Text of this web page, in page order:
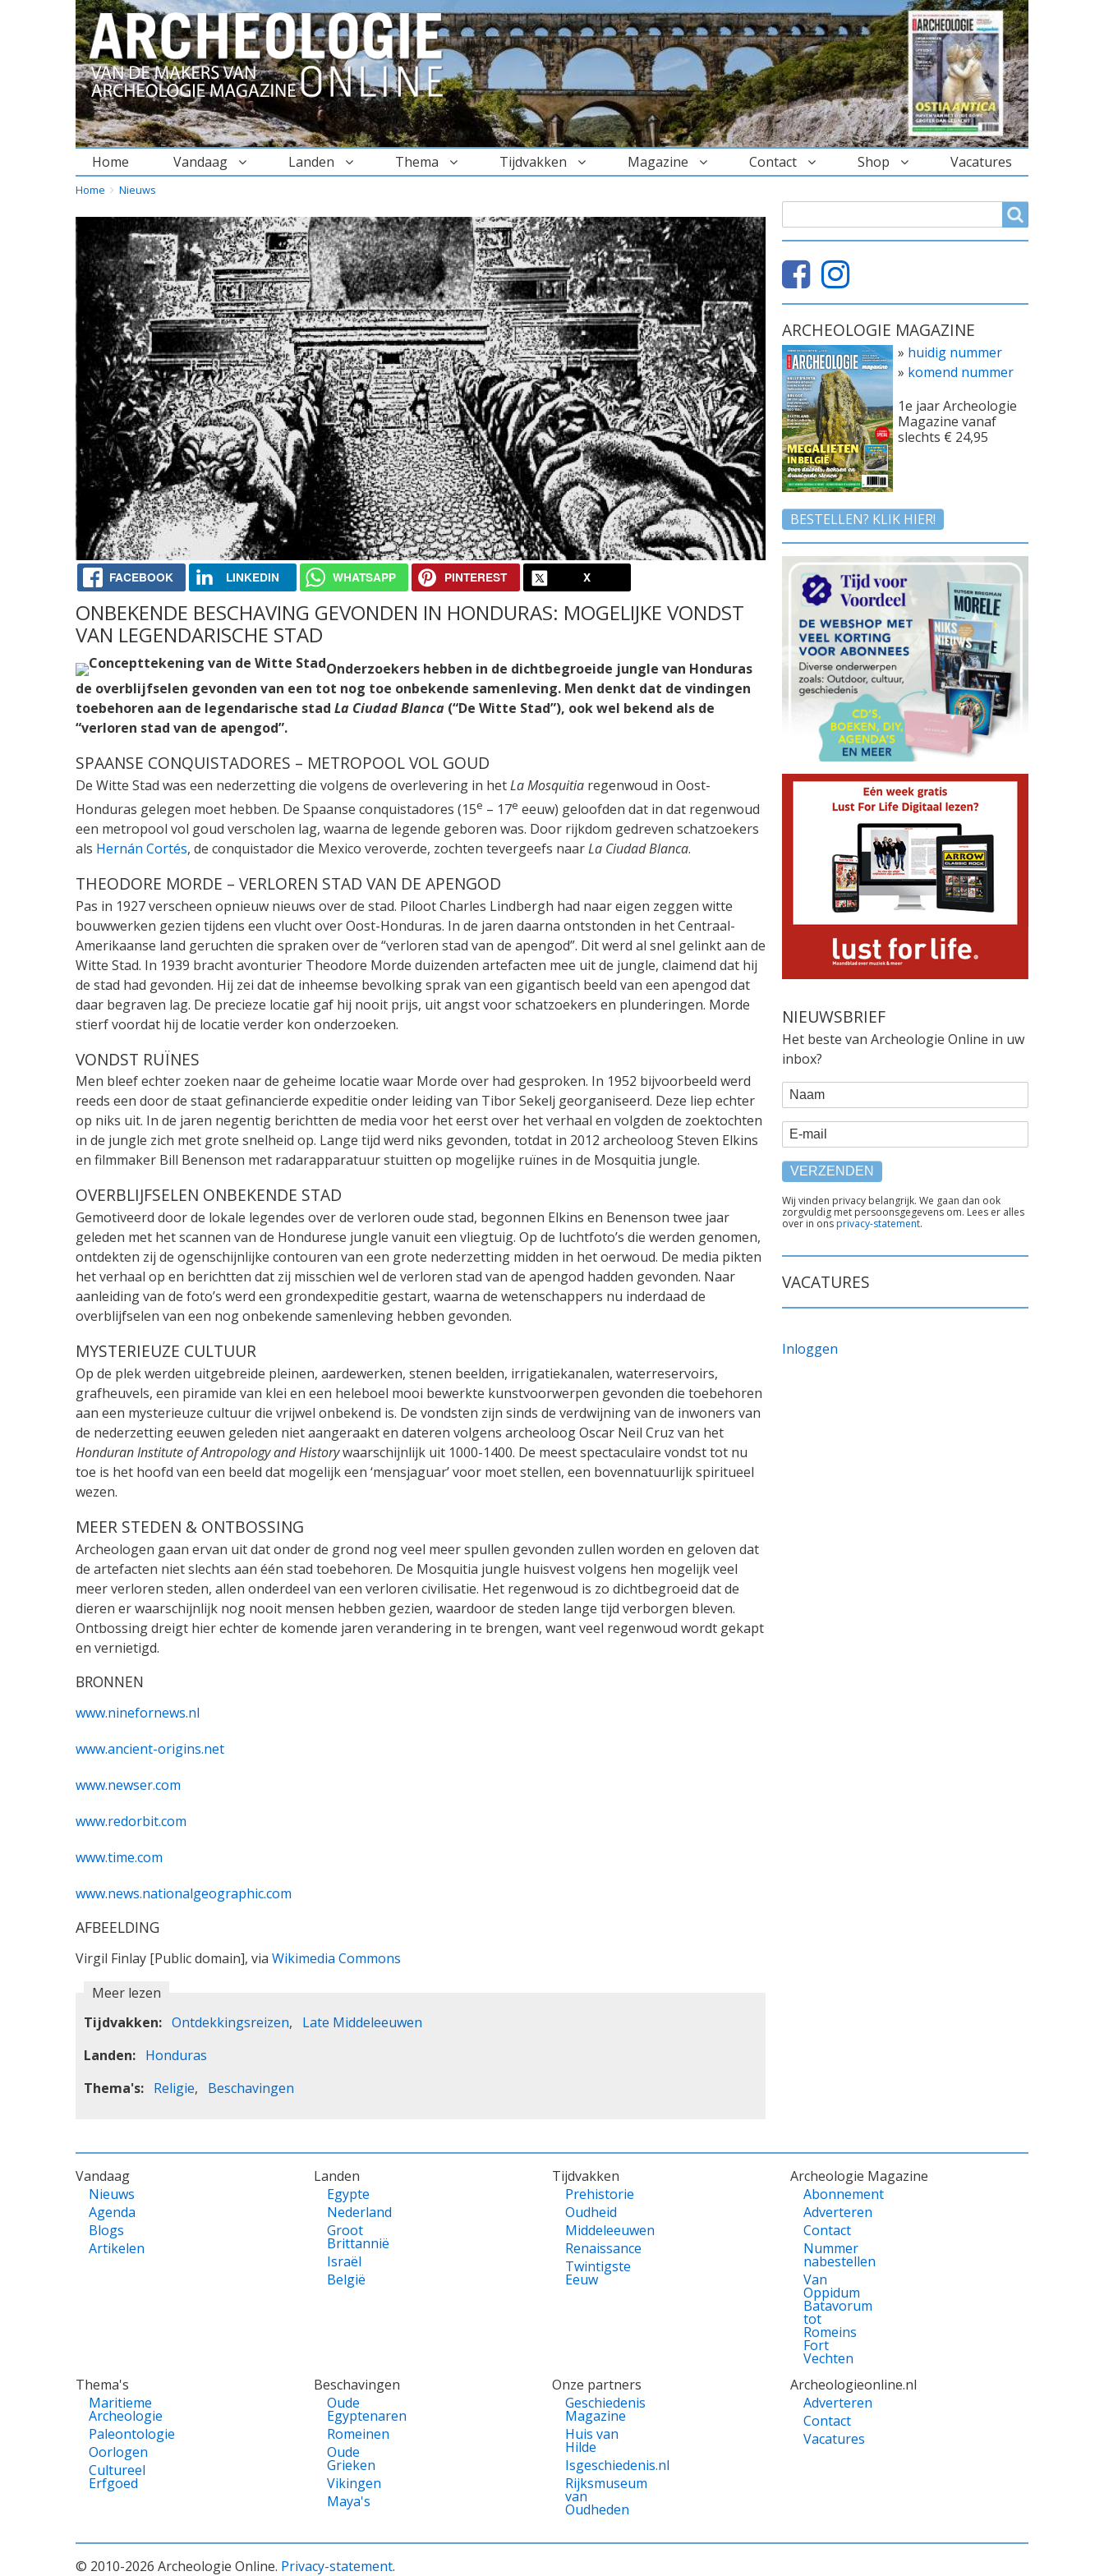
Home Vandaag Landen Thema Tijdvakken Magazine Contact Shop Vacatures
BREADCRUMBS
YOU
HERE:
Home Nieuws
FACEBOOK LINKEDIN WHATSAPP PINTEREST X
ONBEKENDE BESCHAVING GEVONDEN IN HONDURAS: MOGELIJKE VONDST
VAN LEGENDARISCHE STAD
Onderzoekers hebben in de dichtbegroeide jungle van Honduras
de overblijfselen gevonden van een tot nog toe onbekende samenleving. Men denkt dat de vindingen
toebehoren aan de legendarische stad La Ciudad Blanca (“De Witte Stad”), ook wel bekend als de
“verloren stad van de apengod”.
SPAANSE CONQUISTADORES – METROPOOL VOL GOUD
De Witte Stad was een nederzetting die volgens de overlevering in hetLa Mosquitia regenwoud in Oost-
Honduras gelegen moet hebben. De Spaanse conquistadores (15e – 17e eeuw) geloofden dat in dat regenwoud
een metropool vol goud verscholen lag, waarna de legende geboren was. Door rijkdom gedreven schatzoekers
als Hernán Cortés, de conquistador die Mexico veroverde, zochten tevergeefs naarLa Ciudad Blanca.
THEODORE MORDE – VERLOREN STAD VAN DE APENGOD
Pas in 1927 verscheen opnieuw nieuws over de stad. Piloot Charles Lindbergh had naar eigen zeggen witte
bouwwerken gezien tijdens een vlucht over Oost-Honduras. In de jaren daarna ontstonden in het Centraal-
Amerikaanse land geruchten die spraken over de “verloren stad van de apengod”. Dit werd al snel gelinkt aan de
Witte Stad. In 1939 bracht avonturier Theodore Morde duizenden artefacten mee uit de jungle, claimend dat hij
de stad had gevonden. Hij zei dat de inheemse bevolking sprak van een gigantisch beeld van een apengod dat
daar begraven lag. De precieze locatie gaf hij nooit prijs, uit angst voor schatzoekers en plunderingen. Morde
stierf voordat hij de locatie verder kon onderzoeken.
VONDST RUÏNES
Men bleef echter zoeken naar de geheime locatie waar Morde over had gesproken. In 1952 bijvoorbeeld werd
reeds een door de staat gefinancierde expeditie onder leiding van Tibor Sekelj georganiseerd. Deze liep echter
op niks uit. In de jaren negentig berichtten de media voor het eerst over het verhaal en volgden de zoektochten
in de jungle zich met grote snelheid op. Lange tijd werd niks gevonden, totdat in 2012 archeoloog Steven Elkins
en filmmaker Bill Benenson met radarapparatuur stuitten op mogelijke ruïnes in de Mosquitia jungle.
OVERBLIJFSELEN ONBEKENDE STAD
Gemotiveerd door de lokale legendes over de verloren oude stad, begonnen Elkins en Benenson twee jaar
geleden met het scannen van de Hondurese jungle vanuit een vliegtuig. Op de luchtfoto’s die werden genomen,
ontdekten zij de ogenschijnlijke contouren van een grote nederzetting midden in het oerwoud. De media pikten
het verhaal op en berichtten dat zij misschien wel de verloren stad van de apengod hadden gevonden. Naar
aanleiding van de foto’s werd een grondexpeditie gestart, waarna de wetenschappers nu inderdaad de
overblijfselen van een nog onbekende samenleving hebben gevonden.
MYSTERIEUZE CULTUUR
Op de plek werden uitgebreide pleinen, aardewerken, stenen beelden, irrigatiekanalen, waterreservoirs,
grafheuvels, een piramide van klei en een heleboel mooi bewerkte kunstvoorwerpen gevonden die toebehoren
aan een mysterieuze cultuur die vrijwel onbekend is. De vondsten zijn sinds de verdwijning van de inwoners van
de nederzetting eeuwen geleden niet aangeraakt en dateren volgens archeoloog Oscar Neil Cruz van het
Honduran Institute of Antropology and Historywaarschijnlijk uit 1000-1400. De meest spectaculaire vondst tot nu
toe is het hoofd van een beeld dat mogelijk een ‘mensjaguar’ voor moet stellen, een bovennatuurlijk spiritueel
wezen.
MEER STEDEN & ONTBOSSING
Archeologen gaan ervan uit dat onder de grond nog veel meer spullen gevonden zullen worden en geloven dat
de artefacten niet slechts aan één stad toebehoren. De Mosquitia jungle huisvest volgens hen mogelijk veel
meer verloren steden, allen onderdeel van een verloren civilisatie. Het regenwoud is zo dichtbegroeid dat de
dieren er waarschijnlijk nog nooit mensen hebben gezien, waardoor de steden lange tijd verborgen bleven.
Ontbossing dreigt hier echter de komende jaren verandering in te brengen, want veel regenwoud wordt gekapt
en vernietigd.
BRONNEN
www.ninefornews.nl
www.ancient-origins.net
www.newser.com
www.redorbit.com
www.time.com
www.news.nationalgeographic.com
AFBEELDING
Virgil Finlay [Public domain], via Wikimedia Commons
Meer lezen
Tijdvakken
Ontdekkingsreizen
Late Middeleeuwen
Landen
Honduras
Thema's
Religie Beschavingen
ARCHEOLOGIE MAGAZINE
» huidig nummer
» komend nummer
1e jaar Archeologie
Magazine vanaf
slechts € 24,95
BESTELLEN? KLIK HIER!
NIEUWSBRIEF
Het beste van Archeologie Online in uw
inbox?
WEBFORM
Naam
E-mail
TEKST
ONDER
FORMULIER
Wij vinden privacy belangrijk. We gaan dan ook
zorgvuldig met persoonsgegevens om. Lees er alles
over in onsprivacy-statement.
VACATURES
Inloggen
VOET
Vandaag
Nieuws
Agenda
Blogs
Artikelen
Landen
Egypte
Nederland
Groot
Brittannië
Israël
België
Tijdvakken
Prehistorie
Oudheid
Middeleeuwen
Renaissance
Twintigste
Eeuw
Archeologie Magazine
Abonnement
Adverteren
Contact
Nummer
nabestellen
Van
Oppidum
Batavorum
tot
Romeins
Fort
Vechten
Thema's
Maritieme
Archeologie
Paleontologie
Oorlogen
Cultureel
Erfgoed
Beschavingen
Oude
Egyptenaren
Romeinen
Oude
Grieken
Vikingen
Maya's
Onze partners
Geschiedenis
Magazine
Huis van
Hilde
Isgeschiedenis.nl
Rijksmuseum
van
Oudheden
Archeologieonline.nl
Adverteren
Contact
Vacatures
© 2010-2026 Archeologie Online. Privacy-statement.